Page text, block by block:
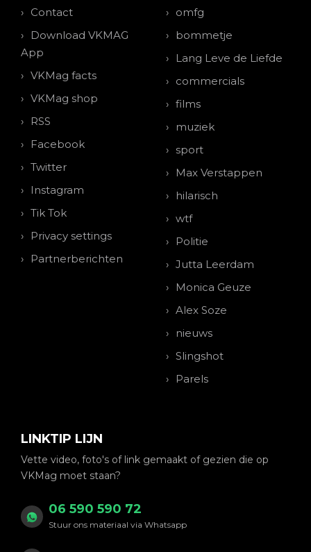
Contact
Download VKMAG
App
VKMag facts
VKMag shop
RSS
Facebook
Twitter
Instagram
Tik Tok
Privacy settings
Partnerberichten
omfg
bommetje
Lang Leve de Liefde
commercials
films
muziek
sport
Max Verstappen
hilarisch
wtf
Politie
Jutta Leerdam
Monica Geuze
Alex Soze
nieuws
Slingshot
Parels
LINKTIP LIJN
Vette video, foto's of link gemaakt of gezien die op
VKMag moet staan?
06 590 590 72
Stuur ons materiaal via Whatsapp